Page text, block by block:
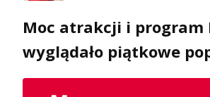
Moc atrakcji i
wyglądało piątkowe